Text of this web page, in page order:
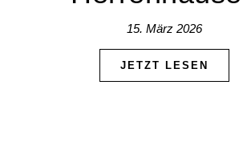
15. März 2026
JETZT LESEN